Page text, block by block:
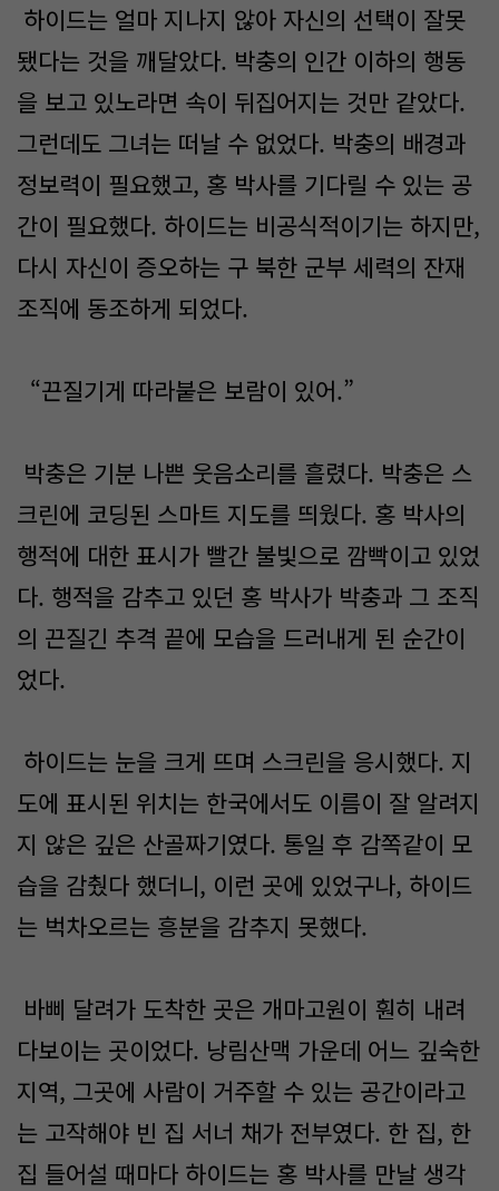
하이드는 얼마 지나지 않아 자신의 선택이 잘못
됐다는 것을 깨달았다. 박충의 인간 이하의 행동
을 보고 있노라면 속이 뒤집어지는 것만 같았다.
그런데도 그녀는 떠날 수 없었다. 박충의 배경과
정보력이 필요했고, 홍 박사를 기다릴 수 있는 공
간이 필요했다. 하이드는 비공식적이기는 하지만,
다시 자신이 증오하는 구 북한 군부 세력의 잔재
조직에 동조하게 되었다.
“끈질기게 따라붙은 보람이 있어.”
박충은 기분 나쁜 웃음소리를 흘렸다. 박충은 스
크린에 코딩된 스마트 지도를 띄웠다. 홍 박사의
행적에 대한 표시가 빨간 불빛으로 깜빡이고 있었
다. 행적을 감추고 있던 홍 박사가 박충과 그 조직
의 끈질긴 추격 끝에 모습을 드러내게 된 순간이
었다.
하이드는 눈을 크게 뜨며 스크린을 응시했다. 지
도에 표시된 위치는 한국에서도 이름이 잘 알려지
지 않은 깊은 산골짜기였다. 통일 후 감쪽같이 모
습을 감췄다 했더니, 이런 곳에 있었구나, 하이드
는 벅차오르는 흥분을 감추지 못했다.
바삐 달려가 도착한 곳은 개마고원이 훤히 내려
다보이는 곳이었다. 낭림산맥 가운데 어느 깊숙한
지역, 그곳에 사람이 거주할 수 있는 공간이라고
는 고작해야 빈 집 서너 채가 전부였다. 한 집, 한
집 들어설 때마다 하이드는 홍 박사를 만날 생각